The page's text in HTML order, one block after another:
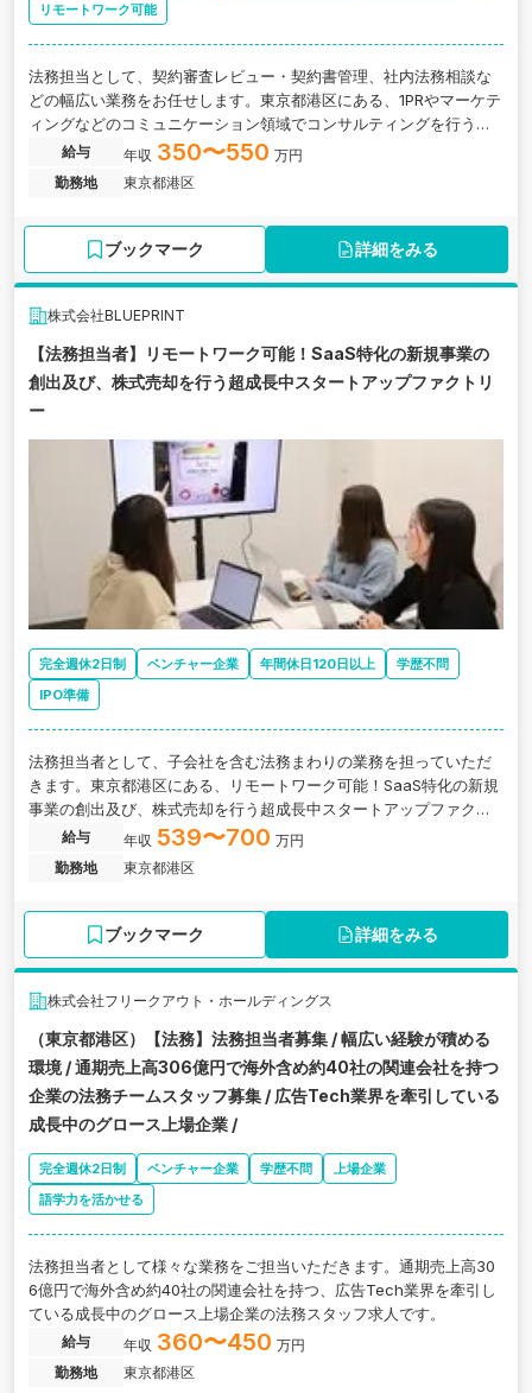
リモートワーク可能
法務担当として、契約審査レビュー・契約書管理、社内法務相談な
どの幅広い業務をお任せします。東京都港区にある、1PRやマーケテ
ィングなどのコミュニケーション領域でコンサルティングを行うス
タンダード上場企業の求人です。
給与 年収 350〜550 万円
勤務地
東京都港区
ブックマーク 詳細をみる
株式会社BLUEPRINT
【法務担当者】リモートワーク可能！SaaS特化の新規事業の
創出及び、株式売却を行う超成長中スタートアップファクトリ
ー
完全週休2日制 ベンチャー企業 年間休日120日以上
学歴不問
IPO準備
法務担当者として、⼦会社を含む法務まわりの業務を担っていただ
きます。東京都港区にある、リモートワーク可能！SaaS特化の新規
事業の創出及び、株式売却を行う超成長中スタートアップファクト
リーの求人です。
給与 年収 539〜700 万円
勤務地
東京都港区
ブックマーク 詳細をみる
株式会社フリークアウト・ホールディングス
（東京都港区）【法務】法務担当者募集 / 幅広い経験が積める
環境 / 通期売上高306億円で海外含め約40社の関連会社を持つ
企業の法務チームスタッフ募集 / 広告Tech業界を牽引している
成長中のグロース上場企業 /
完全週休2日制 ベンチャー企業 学歴不問
上場企業
語学力を活かせる
法務担当者として様々な業務をご担当いただきます。通期売上高30
6億円で海外含め約40社の関連会社を持つ、広告Tech業界を牽引し
ている成長中のグロース上場企業の法務スタッフ求人です。
給与 年収 360〜450 万円
勤務地
東京都港区